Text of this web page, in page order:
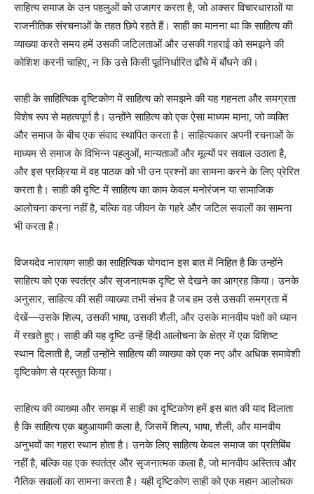
साहित्य समाज के उन पहलुओं को उजागर करता है, जो अक्सर विचारधाराओं या
राजनीतिक संरचनाओं के तहत छिपे रहते हैं। साही का मानना था कि साहित्य की
व्याख्या करते समय हमें उसकी जटिलताओं और उसकी गहराई को समझने की
कोशिश करनी चाहिए, न कि उसे किसी पूर्वनिर्धारित ढाँचे में बाँधने की।
साही के साहित्यिक दृष्टिकोण में साहित्य को समझने की यह गहनता और समग्रता
विशेष रूप से महत्वपूर्ण है। उन्होंने साहित्य को एक ऐसा माध्यम माना, जो व्यक्ति
और समाज के बीच एक संवाद स्थापित करता है। साहित्यकार अपनी रचनाओं के
माध्यम से समाज के विभिन्न पहलुओं, मान्यताओं और मूल्यों पर सवाल उठाता है,
और इस प्रक्रिया में वह पाठक को भी उन प्रश्नों का सामना करने के लिए प्रेरित
करता है। साही की दृष्टि में साहित्य का काम केवल मनोरंजन या सामाजिक
आलोचना करना नहीं है, बल्कि वह जीवन के गहरे और जटिल सवालों का सामना
भी करता है।
विजयदेव नारायण साही का साहित्यिक योगदान इस बात में निहित है कि उन्होंने
साहित्य को एक स्वतंत्र और सृजनात्मक दृष्टि से देखने का आग्रह किया। उनके
अनुसार, साहित्य की सही व्याख्या तभी संभव है जब हम उसे उसकी समग्रता में
देखें—उसके शिल्प, उसकी भाषा, उसकी शैली, और उसके मानवीय पक्षों को ध्यान
में रखते हुए। साही की यह दृष्टि उन्हें हिंदी आलोचना के क्षेत्र में एक विशिष्ट
स्थान दिलाती है, जहाँ उन्होंने साहित्य की व्याख्या को एक नए और अधिक समावेशी
दृष्टिकोण से प्रस्तुत किया।
साहित्य की व्याख्या और समझ में साही का दृष्टिकोण हमें इस बात की याद दिलाता
है कि साहित्य एक बहुआयामी कला है, जिसमें शिल्प, भाषा, शैली, और मानवीय
अनुभवों का गहरा स्थान होता है। उनके लिए साहित्य केवल समाज का प्रतिबिंब
नहीं है, बल्कि वह एक स्वतंत्र और सृजनात्मक कला है, जो मानवीय अस्तित्व और
नैतिक सवालों का सामना करता है। यही दृष्टिकोण साही को एक महान आलोचक